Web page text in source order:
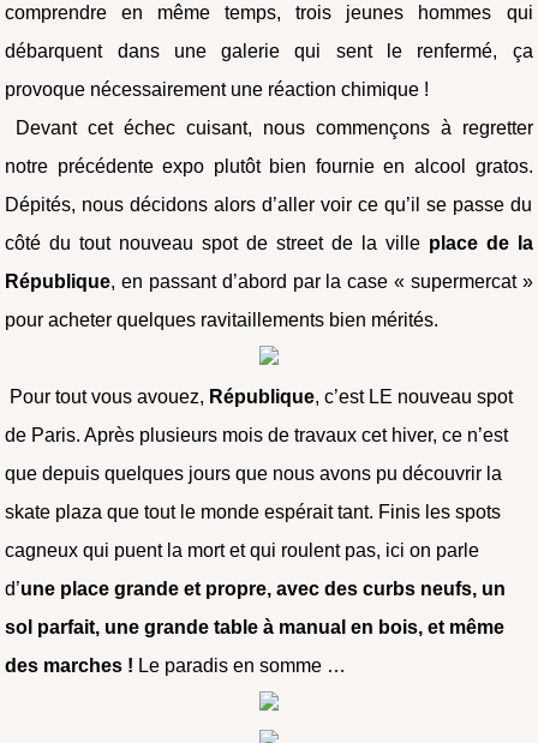
comprendre en même temps, trois jeunes hommes qui
débarquent dans une galerie qui sent le renfermé, ça
provoque nécessairement une réaction chimique !
Devant cet échec cuisant, nous commençons à regretter
notre précédente expo plutôt bien fournie en alcool gratos.
Dépités, nous décidons alors d’aller voir ce qu’il se passe du
côté du tout nouveau spot de street de la ville place de la
République, en passant d’abord par la case « supermercat »
pour acheter quelques ravitaillements bien mérités.
Pour tout vous avouez, République, c’est LE nouveau spot
de Paris. Après plusieurs mois de travaux cet hiver, ce n’est
que depuis quelques jours que nous avons pu découvrir la
skate plaza que tout le monde espérait tant. Finis les spots
cagneux qui puent la mort et qui roulent pas, ici on parle
d’une place grande et propre, avec des curbs neufs, un
sol parfait, une grande table à manual en bois, et même
des marches ! Le paradis en somme …